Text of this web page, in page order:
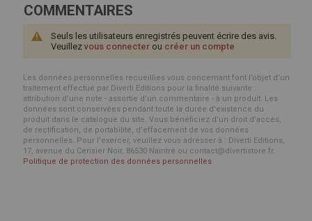
COMMENTAIRES
Seuls les utilisateurs enregistrés peuvent écrire des avis.
Veuillez vous connecter ou créer un compte
Les données personnelles recueillies vous concernant font l’objet d’un
traitement effectué par Diverti Editions pour la finalité suivante :
attribution d'une note - assortie d'un commentaire - à un produit. Les
données sont conservées pendant toute la durée d'existence du
produit dans le catalogue du site. Vous bénéficiez d’un droit d’accès,
de rectification, de portabilité, d’effacement de vos données
personnelles. Pour l’exercer, veuillez vous adresser à : Diverti Editions,
17, avenue du Cerisier Noir, 86530 Naintré ou contact@divertistore.fr.
Politique de protection des données personnelles